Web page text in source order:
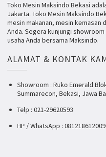
Toko Mesin Maksindo Bekasi
Jakarta. Toko Mesin Maksindo
mesin makanan, mesin kemasan
Anda. Segera kunjungi
usaha Anda bersama Maksindo.
ALAMAT & KONTAK
Showroom : Ruko Emerald
Summarecon, Bekasi, Jawa
Telp : 021-29620593
HP / WhatsApp :